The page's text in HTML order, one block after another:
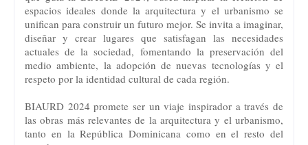
espacios ideales donde la arquitectura y el urbanismo se
unifican para construir un futuro mejor. Se invita a imaginar,
diseñar y crear lugares que satisfagan las necesidades
actuales de la sociedad, fomentando la preservación del
medio ambiente, la adopción de nuevas tecnologías y el
respeto por la identidad cultural de cada región.
BIAURD 2024 promete ser un viaje inspirador a través de
las obras más relevantes de la arquitectura y el urbanismo,
tanto en la República Dominicana como en el resto del